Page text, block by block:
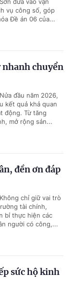
vụ công số, góp
Đề án 06 của...
nhanh chuyển
đầu năm 2026,
kết quả khả quan
động. Từ tăng
mở rộng sản...
đền ơn đáp
chỉ giữ vai trò
tài chính,
bỉ thực hiện các
người có công,...
sức hộ kinh